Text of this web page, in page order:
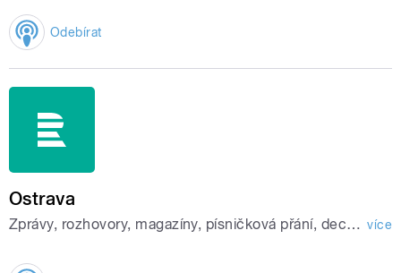
Odebírat
Ostrava
Zprávy, rozhovory, magazíny, písničková přání, dechovky. více